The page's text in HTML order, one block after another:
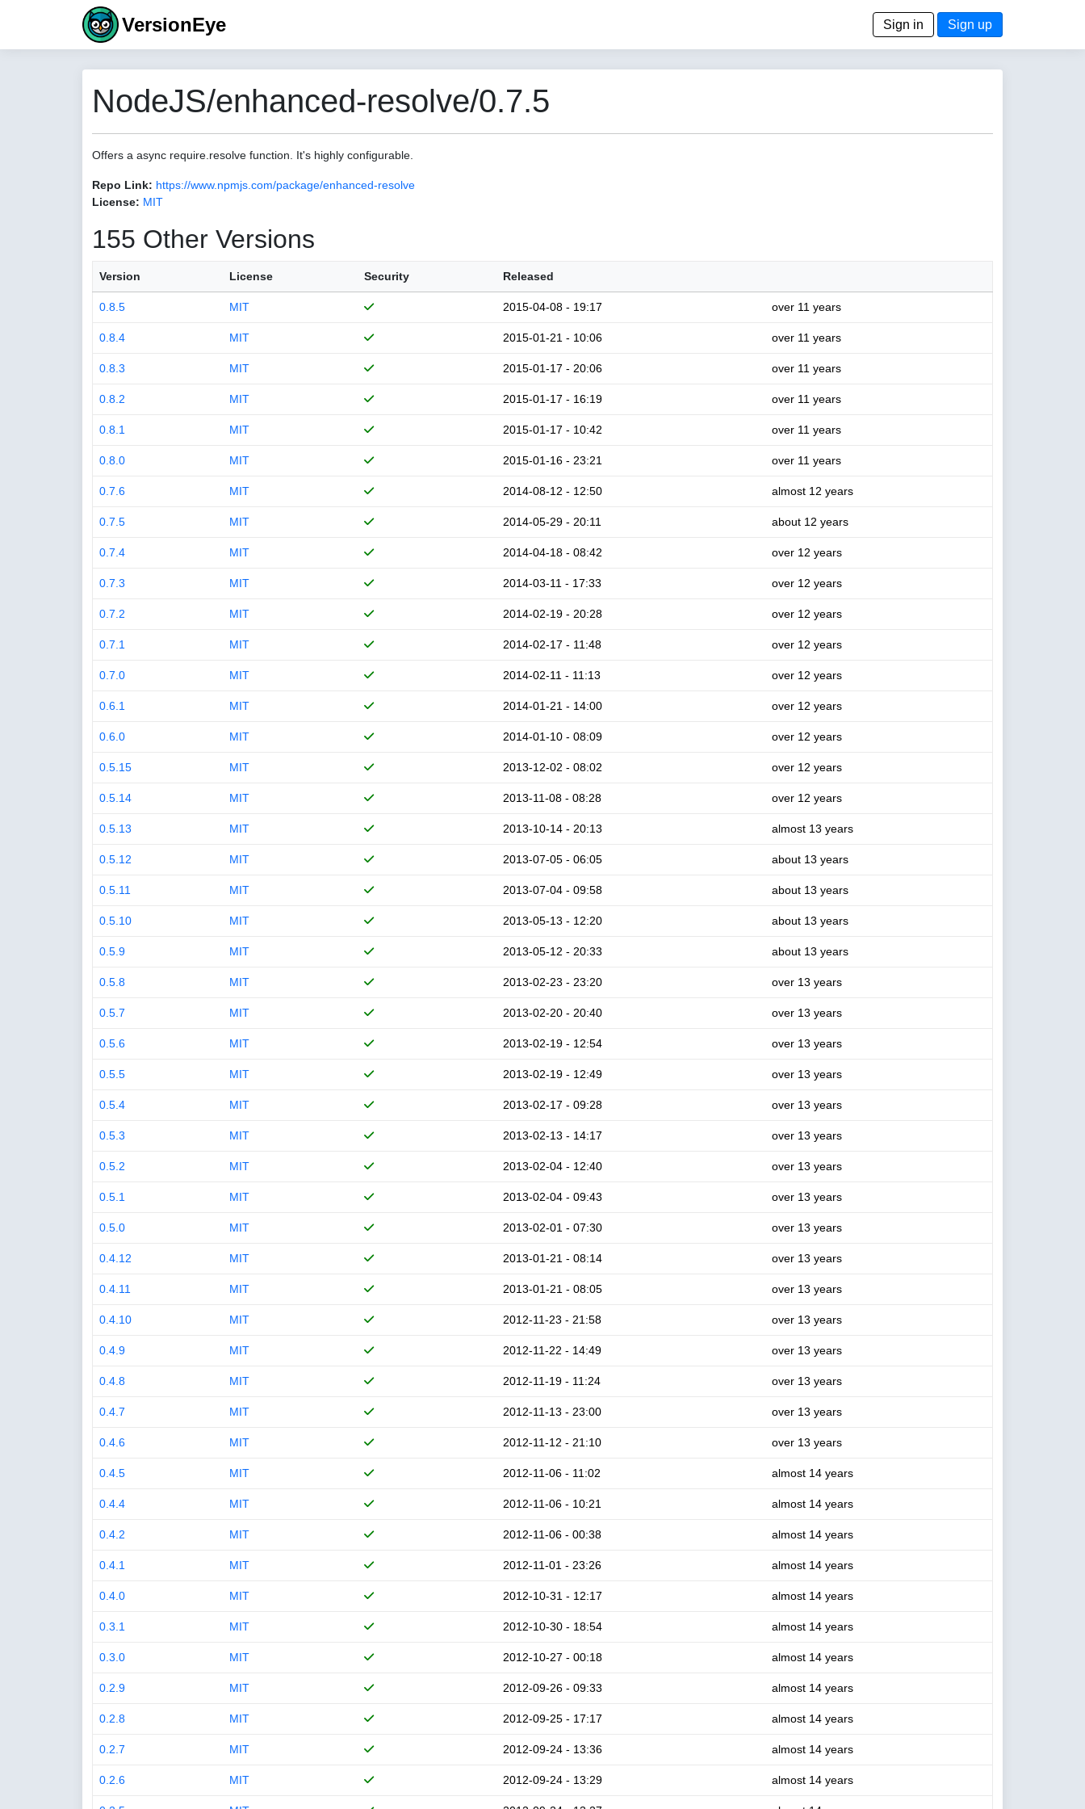
VersionEye Sign in Sign up
NodeJS/enhanced-resolve/0.7.5
Offers a async require.resolve function. It's highly configurable.
Repo Link: https://www.npmjs.com/package/enhanced-resolve
License: MIT
155 Other Versions
Version License Security Released
0.8.5 MIT 2015-04-08 - 19:17 over 11 years
0.8.4 MIT 2015-01-21 - 10:06 over 11 years
0.8.3 MIT 2015-01-17 - 20:06 over 11 years
0.8.2 MIT 2015-01-17 - 16:19 over 11 years
0.8.1 MIT 2015-01-17 - 10:42 over 11 years
0.8.0 MIT 2015-01-16 - 23:21 over 11 years
0.7.6 MIT 2014-08-12 - 12:50 almost 12 years
0.7.5 MIT 2014-05-29 - 20:11 about 12 years
0.7.4 MIT 2014-04-18 - 08:42 over 12 years
0.7.3 MIT 2014-03-11 - 17:33 over 12 years
0.7.2 MIT 2014-02-19 - 20:28 over 12 years
0.7.1 MIT 2014-02-17 - 11:48 over 12 years
0.7.0 MIT 2014-02-11 - 11:13 over 12 years
0.6.1 MIT 2014-01-21 - 14:00 over 12 years
0.6.0 MIT 2014-01-10 - 08:09 over 12 years
0.5.15 MIT 2013-12-02 - 08:02 over 12 years
0.5.14 MIT 2013-11-08 - 08:28 over 12 years
0.5.13 MIT 2013-10-14 - 20:13 almost 13 years
0.5.12 MIT 2013-07-05 - 06:05 about 13 years
0.5.11 MIT 2013-07-04 - 09:58 about 13 years
0.5.10 MIT 2013-05-13 - 12:20 about 13 years
0.5.9 MIT 2013-05-12 - 20:33 about 13 years
0.5.8 MIT 2013-02-23 - 23:20 over 13 years
0.5.7 MIT 2013-02-20 - 20:40 over 13 years
0.5.6 MIT 2013-02-19 - 12:54 over 13 years
0.5.5 MIT 2013-02-19 - 12:49 over 13 years
0.5.4 MIT 2013-02-17 - 09:28 over 13 years
0.5.3 MIT 2013-02-13 - 14:17 over 13 years
0.5.2 MIT 2013-02-04 - 12:40 over 13 years
0.5.1 MIT 2013-02-04 - 09:43 over 13 years
0.5.0 MIT 2013-02-01 - 07:30 over 13 years
0.4.12 MIT 2013-01-21 - 08:14 over 13 years
0.4.11 MIT 2013-01-21 - 08:05 over 13 years
0.4.10 MIT 2012-11-23 - 21:58 over 13 years
0.4.9 MIT 2012-11-22 - 14:49 over 13 years
0.4.8 MIT 2012-11-19 - 11:24 over 13 years
0.4.7 MIT 2012-11-13 - 23:00 over 13 years
0.4.6 MIT 2012-11-12 - 21:10 over 13 years
0.4.5 MIT 2012-11-06 - 11:02 almost 14 years
0.4.4 MIT 2012-11-06 - 10:21 almost 14 years
0.4.2 MIT 2012-11-06 - 00:38 almost 14 years
0.4.1 MIT 2012-11-01 - 23:26 almost 14 years
0.4.0 MIT 2012-10-31 - 12:17 almost 14 years
0.3.1 MIT 2012-10-30 - 18:54 almost 14 years
0.3.0 MIT 2012-10-27 - 00:18 almost 14 years
0.2.9 MIT 2012-09-26 - 09:33 almost 14 years
0.2.8 MIT 2012-09-25 - 17:17 almost 14 years
0.2.7 MIT 2012-09-24 - 13:36 almost 14 years
0.2.6 MIT 2012-09-24 - 13:29 almost 14 years